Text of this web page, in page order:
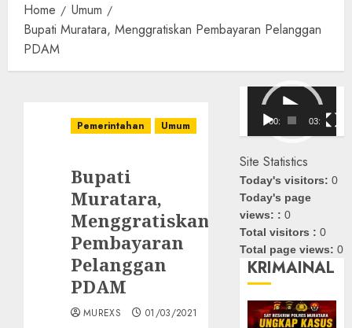
Home
Umum
Bupati Muratara, Menggratiskan Pembayaran Pelanggan
PDAM
Pemerintahan Umum
Bupati
Muratara,
Menggratiskan
Pembayaran
Pelanggan
PDAM
MUREXS 01/03/2021
Pemutar
Video
00:00 03:08
Site Statistics
Today's visitors:0
Today's page
views: :0
Total visitors :0
Total page views:0
KRIMAINAL